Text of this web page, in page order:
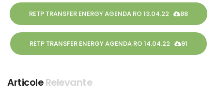
RETP TRANSFER ENERGY AGENDA RO 13.04.22 88
RETP TRANSFER ENERGY AGENDA RO 14.04.22 91
ArticoleRelevante